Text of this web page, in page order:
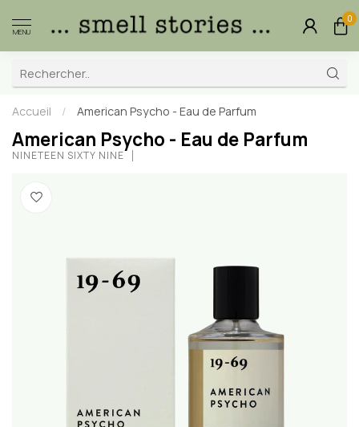
MENU
0
Accueil / American Psycho - Eau de Parfum
American Psycho - Eau de Parfum
NINETEEN SIXTY NINE